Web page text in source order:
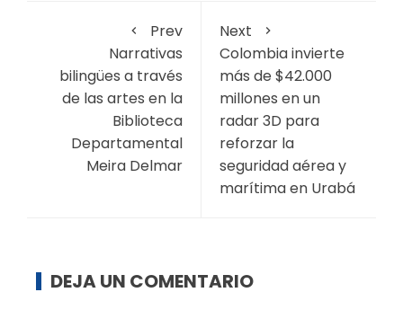
Prev
Narrativas
bilingües a través
de las artes en la
Biblioteca
Departamental
Meira Delmar
Next
Colombia invierte
más de $42.000
millones en un
radar 3D para
reforzar la
seguridad aérea y
marítima en Urabá
DEJA UN COMENTARIO